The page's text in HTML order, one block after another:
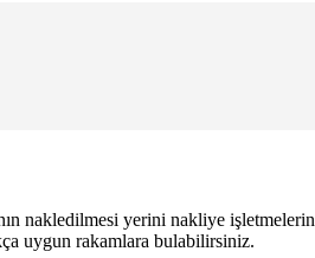
nakledilmesi yerini nakliye
uygun rakamlara bulabilirsiniz.